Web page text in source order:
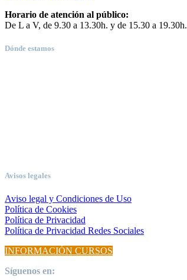
Horario de atención al público:
De L a V, de 9.30 a 13.30h. y de 15.30 a 19.30h.
Dónde estamos
Avisos legales
Aviso legal y Condiciones de Uso
Política de Cookies
Política de Privacidad
Política de Privacidad Redes Sociales
INFORMACIÓN CURSOS
Síguenos en: